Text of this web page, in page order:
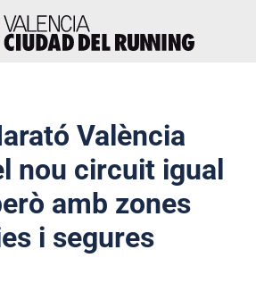
València
nou circuit igual
amb zones
i segures